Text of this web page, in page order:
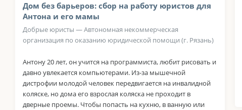
Дом без барьеров: сбор на работу юристов для
Антона и его мамы
Добрые юристы — Автономная некоммерческая
организация по оказанию юридической помощи (г. Рязань)
Антону 20 лет, он учится на программиста, любит рисовать и
давно увлекается компьютерами. Из-за мышечной
дистрофии молодой человек передвигается на инвалидной
коляске, но дома его взрослая коляска не проходит в
дверные проемы. Чтобы попасть на кухню, в ванную или